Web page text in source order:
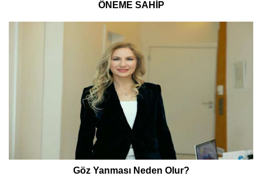
ÖNEME SAHİP
Göz Yanması Neden Olur?